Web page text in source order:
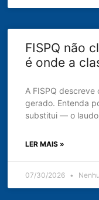
FISPQ não
é onde a
A FISPQ
gerado. Entenda
substitui — o
LER MAIS »
07/30/2026